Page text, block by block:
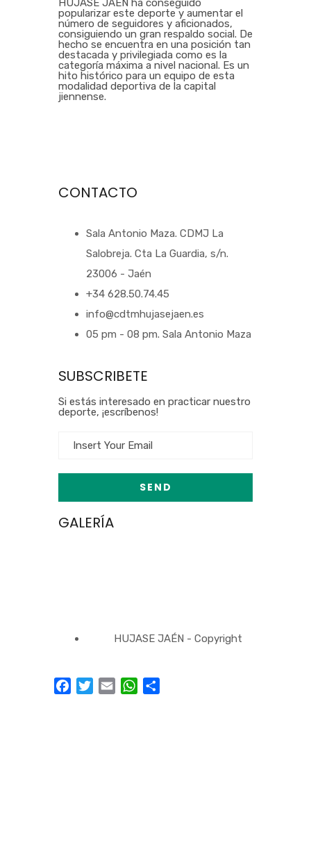
HUJASE JAÉN ha conseguido
popularizar este deporte y aumentar el
número de seguidores y aficionados,
consiguiendo un gran respaldo social. De
hecho se encuentra en una posición tan
destacada y privilegiada como es la
categoría máxima a nivel nacional. Es un
hito histórico para un equipo de esta
modalidad deportiva de la capital
jiennense.
CONTACTO
Sala Antonio Maza. CDMJ La
Salobreja. Cta La Guardia, s/n.
23006 - Jaén
+34 628.50.74.45
info@cdtmhujasejaen.es
05 pm - 08 pm. Sala Antonio Maza
SUBSCRIBETE
Si estás interesado en practicar nuestro
deporte, ¡escríbenos!
GALERÍA
HUJASE JAÉN - Copyright
FacebookTwitter
Email WhatsApp